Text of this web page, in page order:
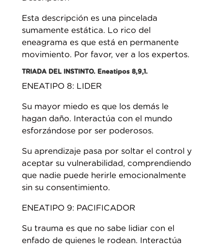
Esta descripción es una pincelada
sumamente estática. Lo rico del
eneagrama es que está en permanente
movimiento. Por favor, ver a los expertos.
TRIADA DEL INSTINTO. Eneatipos 8,9,1.
ENEATIPO 8: LIDER
Su mayor miedo es que los demás le
hagan daño. Interactúa con el mundo
esforzándose por ser poderosos.
Su aprendizaje pasa por soltar el control y
aceptar su vulnerabilidad, comprendiendo
que nadie puede herirle emocionalmente
sin su consentimiento.
ENEATIPO 9: PACIFICADOR
Su trauma es que no sabe lidiar con el
enfado de quienes le rodean. Interactúa